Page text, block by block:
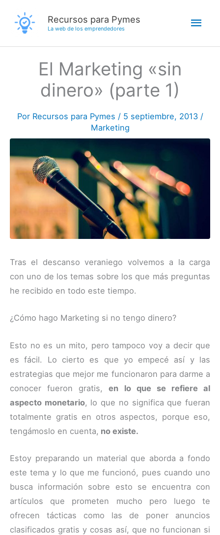
contenido
Recursos para Pymes
La web de los emprendedores
El Marketing «sin
dinero» (parte 1)
Por Recursos para Pymes / 5 septiembre, 2013 /
Marketing
Tras el descanso veraniego volvemos a la carga
con uno de los temas sobre los que más preguntas
he recibido en todo este tiempo.
¿Cómo hago Marketing si no tengo dinero?
Esto no es un mito, pero tampoco voy a decir que
es fácil. Lo cierto es que yo empecé así y las
estrategias que mejor me funcionaron para darme a
conocer fueron gratis,en lo que se refiere al
aspecto monetario, lo que no significa que fueran
totalmente gratis en otros aspectos, porque eso,
tengámoslo en cuenta, no existe.
Estoy preparando un material que aborda a fondo
este tema y lo que me funcionó, pues cuando uno
busca información sobre esto se encuentra con
artículos que prometen mucho pero luego te
ofrecen tácticas como las de poner anuncios
clasificados gratis y cosas así, que no funcionan si